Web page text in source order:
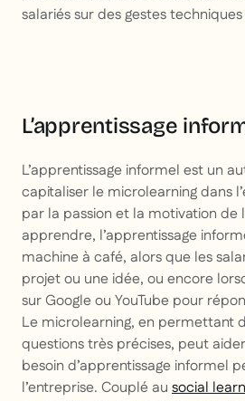
salariés sur des gestes
L’apprentissage
L’apprentissage informel est un
capitaliser le microlearning dans
par la passion et la motivation de
apprendre, l’apprentissage
machine à café, alors que les
projet ou une idée, ou encore
sur Google ou YouTube pour
Le microlearning, en permettant
questions très précises, peut
besoin d’apprentissage informel
l’entreprise. Couplé au social